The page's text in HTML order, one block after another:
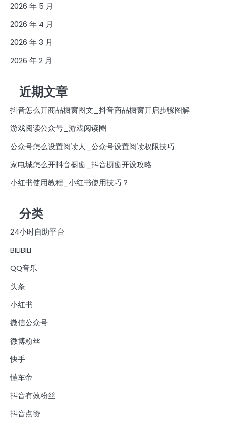
2026 年 5 月
2026 年 4 月
2026 年 3 月
2026 年 2 月
近期文章
抖音怎么开商品橱窗图文_抖音商品橱窗开启步骤图解
游戏阅读公众号_游戏阅读圈
公众号怎么设置阅读人_公众号设置阅读权限技巧
家电城怎么开抖音橱窗_抖音橱窗开设攻略
小红书使用教程_小红书使用技巧？
分类
24小时自助平台
BILIBILI
QQ音乐
头条
小红书
微信公众号
微博粉丝
快手
懂车帝
抖音有效粉丝
抖音点赞